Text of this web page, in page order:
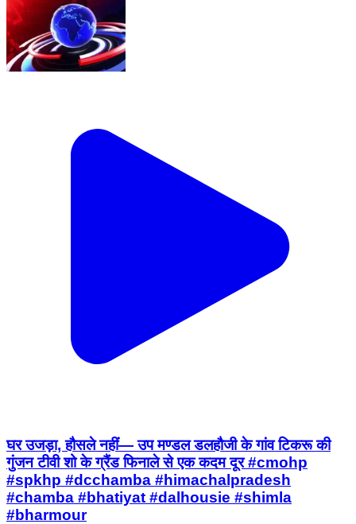
घर उजड़ा, हौसले नहीं— उप मण्डल डलहौजी के गांव टिकरू की
गुंजन टीवी शो के ग्रैंड फिनाले से एक कदम दूर #cmohp
#spkhp #dcchamba #himachalpradesh
#chamba #bhatiyat #dalhousie #shimla
#bharmour